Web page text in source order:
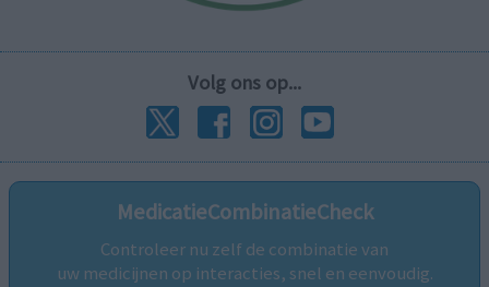
Volg ons op...
MedicatieCombinatieCheck
Controleer nu zelf de combinatie van
uw medicijnen op interacties, snel en eenvoudig.